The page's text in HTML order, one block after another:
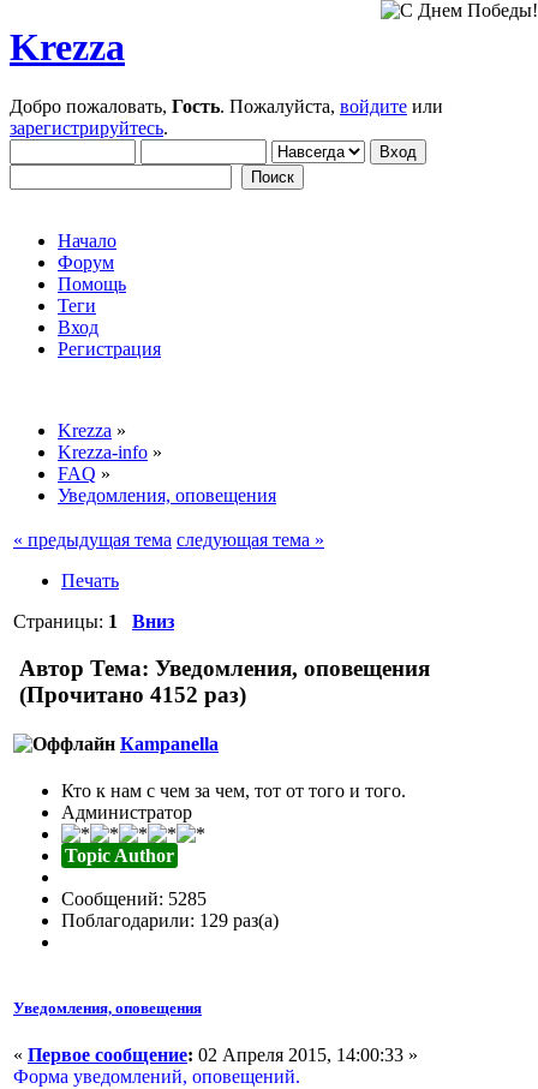
Krezza
Добро пожаловать, Гость. Пожалуйста, войдите или
зарегистрируйтесь.
Начало
Форум
Помощь
Теги
Вход
Регистрация
Krezza »
Krezza-info »
FAQ »
Уведомления, оповещения
« предыдущая тема следующая тема »
Печать
Страницы: 1 Вниз
Автор Тема: Уведомления, оповещения
(Прочитано 4152 раз)
Кampanella
Кто к нам с чем за чем, тот от того и того.
Администратор
Topic Author
Сообщений: 5285
Поблагодарили: 129 раз(а)
Уведомления, оповещения
« Первое сообщение: 02 Апреля 2015, 14:00:33 »
Форма уведомлений, оповещений.